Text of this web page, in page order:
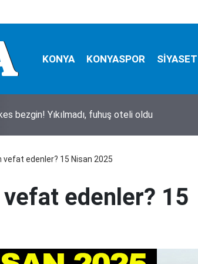
KONYA KONYASPOR SİYASET
bezgin! Yıkılmadı, fuhuş oteli oldu
vefat edenler? 15 Nisan 2025
vefat edenler? 15